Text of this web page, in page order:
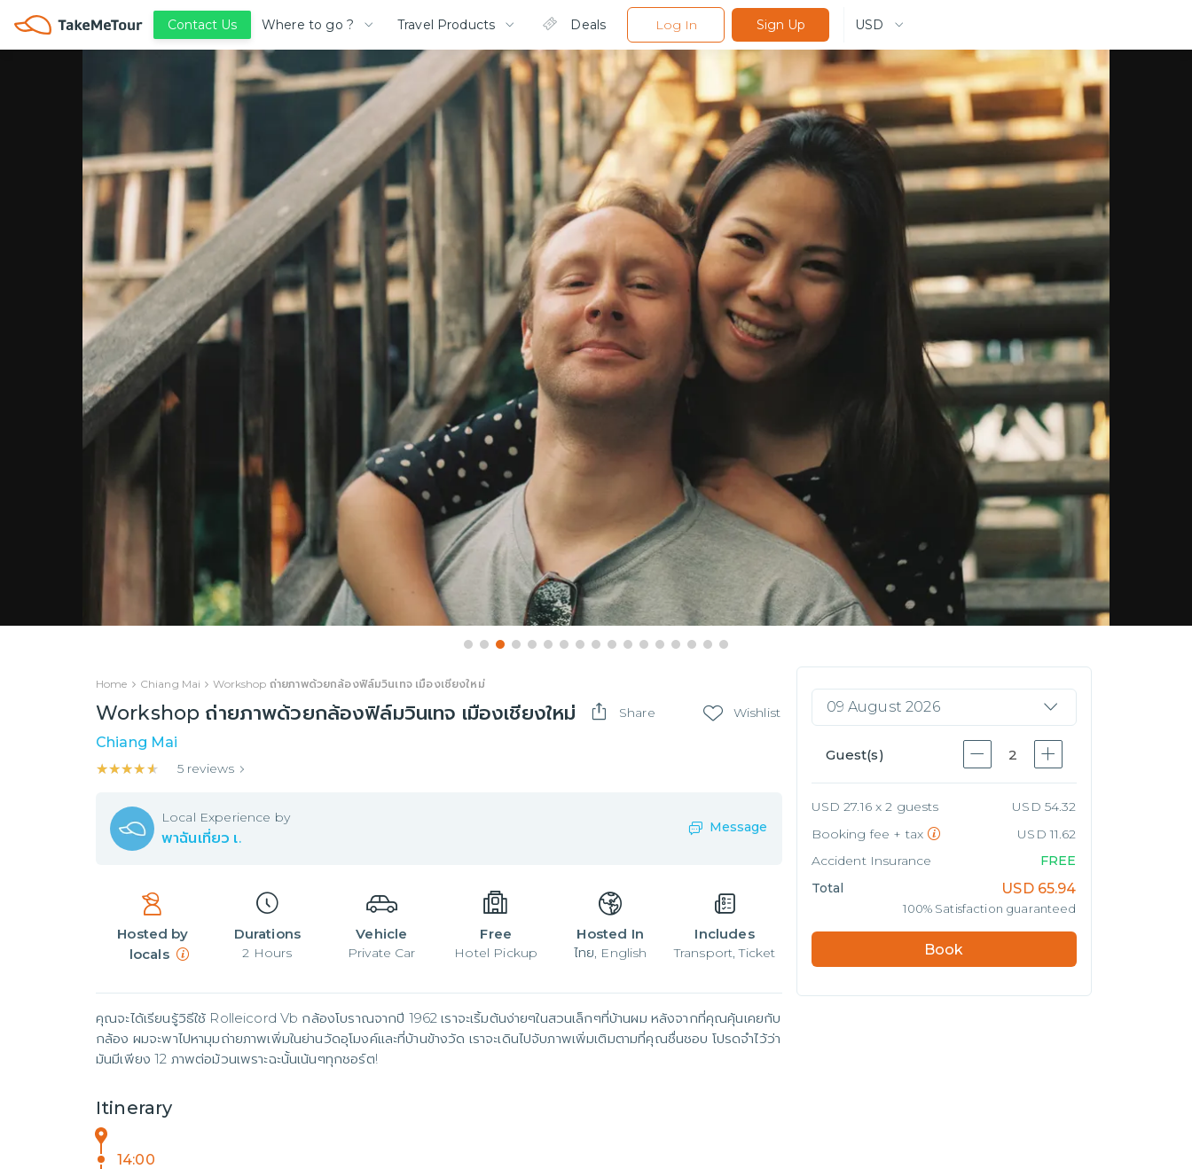
Contact Us Where to go ? Travel Products Deals Log In Sign Up USD
Home Chiang Mai Workshop ถ่ายภาพด้วยกล้องฟิล์มวินเทจ เมืองเชียงใหม่
Workshop ถ่ายภาพด้วยกล้องฟิล์มวินเทจ เมืองเชียงใหม่ Share Wishlist
Chiang Mai
★★★★★
★★★★★ 5reviews
Local Experience by
พาฉันเที่ยว เ.
Message
Hosted by
locals
Durations
2 Hours
Vehicle
Private Car
Free
Hotel Pickup
Hosted In
ไทย, English
Includes
Transport, Ticket
คุณจะได้เรียนรู้วิธีใช้ Rolleicord Vb กล้องโบราณจากปี 1962 เราจะเริ้มต้นง่ายๆในสวนเล็กๆที่บ้านผม หลังจากที่คุณคุ้นเคยกับ
กล้อง ผมจะพาไปหามุมถ่ายภาพเพิ่มในย่านวัดอุโมงค์และที่บ้านข้างวัด เราจะเดินไปจับภาพเพิ่มเติมตามที่คุณชื่นชอบ โปรดจำไว้ว่า
มันมีเพียง 12 ภาพต่อม้วนเพราะฉะนั้นเน้นๆทุกชอร์ต!
Itinerary
14:00
09 August 2026
Guest(s) 2
USD 27.16 x 2 guests
USD 54.32
Booking fee + tax
USD 11.62
Accident Insurance
FREE
Total
USD 65.94
100% Satisfaction guaranteed
Book